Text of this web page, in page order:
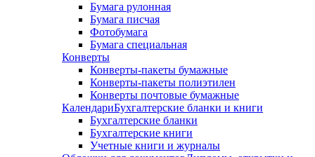
Бумага рулонная
Бумага писчая
Фотобумага
Бумага специальная
Конверты
Конверты-пакеты бумажные
Конверты-пакеты полиэтилен
Конверты почтовые бумажные
КалендариБухгалтерские бланки и книги
Бухгалтерские бланки
Бухгалтерские книги
Учетные книги и журналы